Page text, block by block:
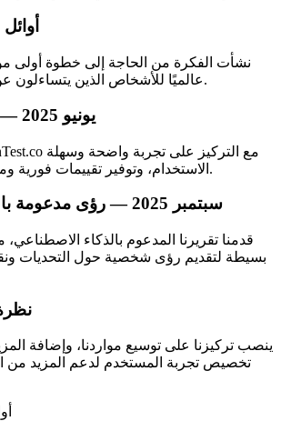
أوائل 2024 — الشرارة
نشأت الفكرة من الحاجة إلى خطوة أولى
عالميًا للأشخاص الذين يتساءلون عن رفاهيتهم العاطفية.
يونيو 2025 — الإطلاق الرسمي
الاستخدام، وتوفير تقييمات فورية ومجانية لجمهور عالمي.
سبتمبر 2025 — رؤى مدعومة بالذكاء الاصطناعي
قدمنا تقريرنا المدعوم بالذكاء
بسيطة لتقديم رؤى شخصية حول التحديات
نظرة
ينصب تركيزنا على توسيع مواردنا، وإضافة
تخصيص تجربة المستخدم لدعم المزيد من